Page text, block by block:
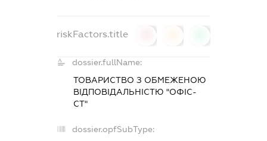
riskFactors.title
dossier.fullName:
ТОВАРИСТВО З ОБМЕЖЕНОЮ
ВІДПОВІДАЛЬНІСТЮ "ОФІС-
СТ"
dossier.opfSubType: